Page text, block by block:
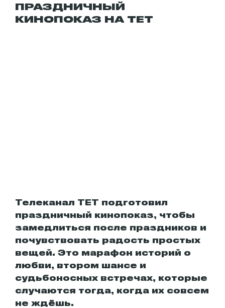
ПРАЗДНИЧНЫЙ
КИНОПОКАЗ НА ТЕТ
Телеканал ТЕТ подготовил
праздничный кинопоказ, чтобы
замедлиться после праздников и
почувствовать радость простых
вещей. Это марафон историй о
любви, втором шансе и
судьбоносных встречах, которые
случаются тогда, когда их совсем
не ждёшь.